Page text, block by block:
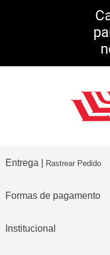
5%
10%
Consulte
Entrega | Rastrear Pedido
Formas de pagamento
Institucional